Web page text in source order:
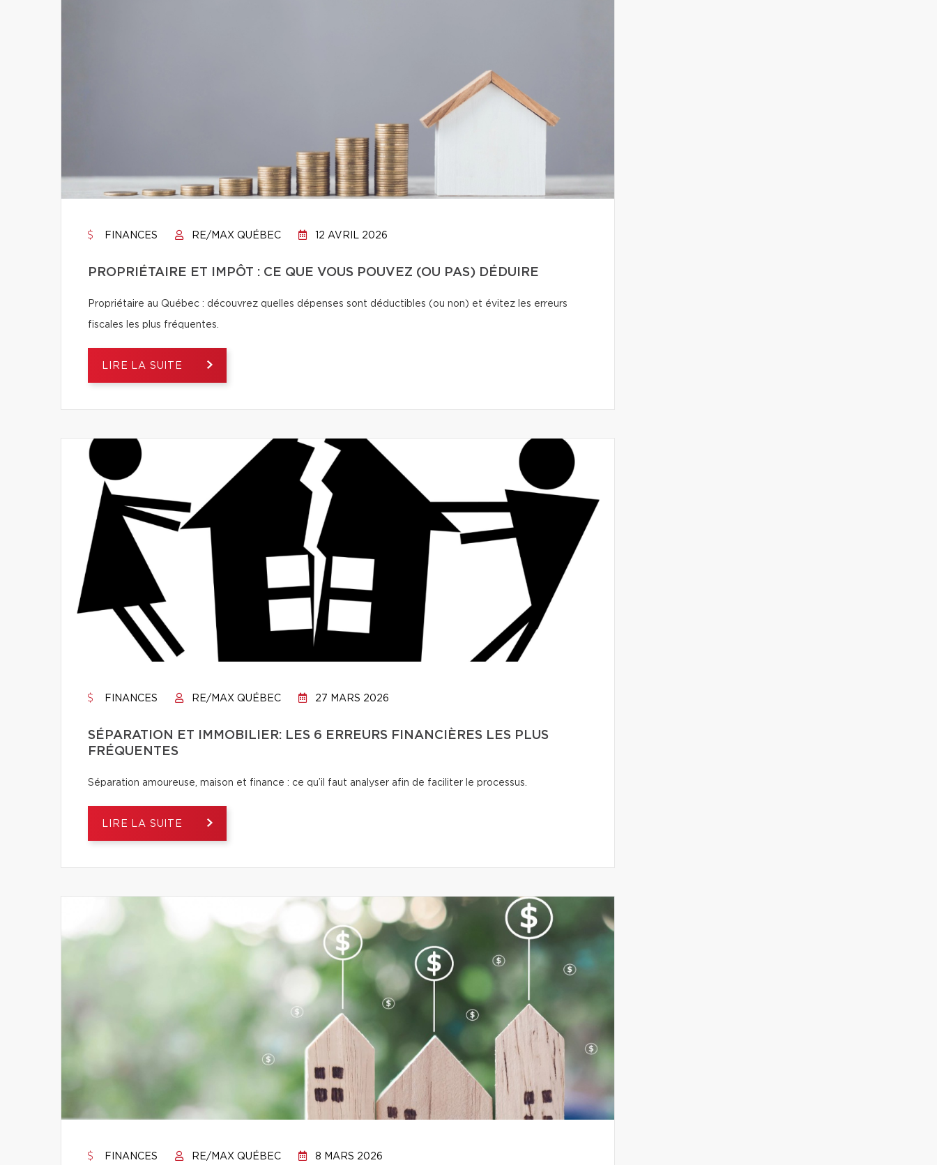
FINANCES RE/MAX QUÉBEC 12 AVRIL 2026
PROPRIÉTAIRE ET IMPÔT : CE QUE VOUS POUVEZ (OU PAS) DÉDUIRE
Propriétaire au Québec : découvrez quelles dépenses sont déductibles (ou non) et évitez les erreurs
fiscales les plus fréquentes.
LIRE LA SUITE
FINANCES RE/MAX QUÉBEC 27 MARS 2026
SÉPARATION ET IMMOBILIER: LES 6 ERREURS FINANCIÈRES LES PLUS
FRÉQUENTES
Séparation amoureuse, maison et finance : ce qu’il faut analyser afin de faciliter le processus.
LIRE LA SUITE
FINANCES RE/MAX QUÉBEC 8 MARS 2026